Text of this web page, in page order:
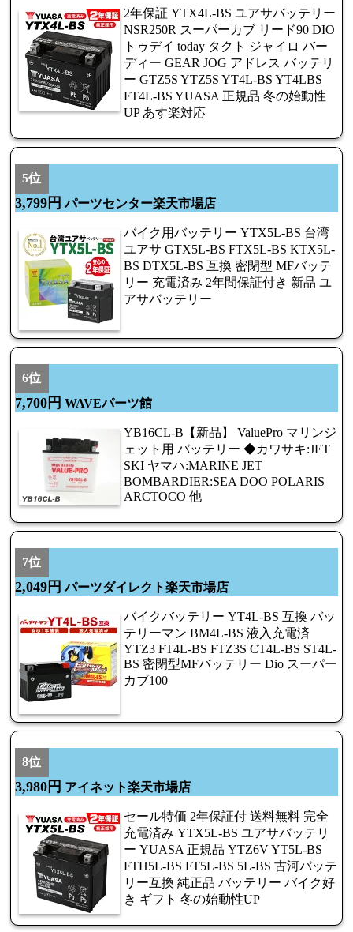
2年保証 YTX4L-BS ユアサバッテリー
NSR250R スーパーカブ リード90 DIO
トゥデイ today タクト ジャイロ バー
ディー GEAR JOG アドレス バッテリ
ー GTZ5S YTZ5S YT4L-BS YT4LBS
FT4L-BS YUASA 正規品 冬の始動性
UP あす楽対応
5位
3,799円 パーツセンター楽天市場店
バイク用バッテリー YTX5L-BS 台湾
ユアサ GTX5L-BS FTX5L-BS KTX5L-
BS DTX5L-BS 互換 密閉型 MFバッテ
リー 充電済み 2年間保証付き 新品 ユ
アサバッテリー
6位
7,700円 WAVEパーツ館
YB16CL-B【新品】 ValuePro マリンジ
ェット用 バッテリー ◆カワサキ:JET
SKI ヤマハ:MARINE JET
BOMBARDIER:SEA DOO POLARIS
ARCTOCO 他
7位
2,049円 パーツダイレクト楽天市場店
バイクバッテリー YT4L-BS 互換 バッ
テリーマン BM4L-BS 液入充電済
YTZ3 FT4L-BS FTZ3S CT4L-BS ST4L-
BS 密閉型MFバッテリー Dio スーパー
カブ100
8位
3,980円 アイネット楽天市場店
セール特価 2年保証付 送料無料 完全
充電済み YTX5L-BS ユアサバッテリ
ー YUASA 正規品 YTZ6V YT5L-BS
FTH5L-BS FT5L-BS 5L-BS 古河バッテ
リー互換 純正品 バッテリー バイク好
き ギフト 冬の始動性UP